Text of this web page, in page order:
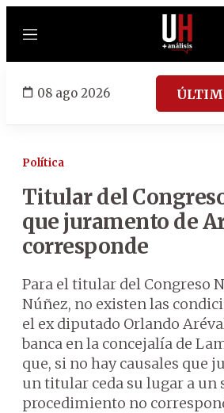
Menú
08 ago 2026
Política
Titular del
que juramento de
corresponde
Para el titular del Congreso
Núñez, no existen las
el ex diputado Orlando
banca en la concejalía de
que, si no hay causales que
un titular ceda su lugar a un
procedimiento no